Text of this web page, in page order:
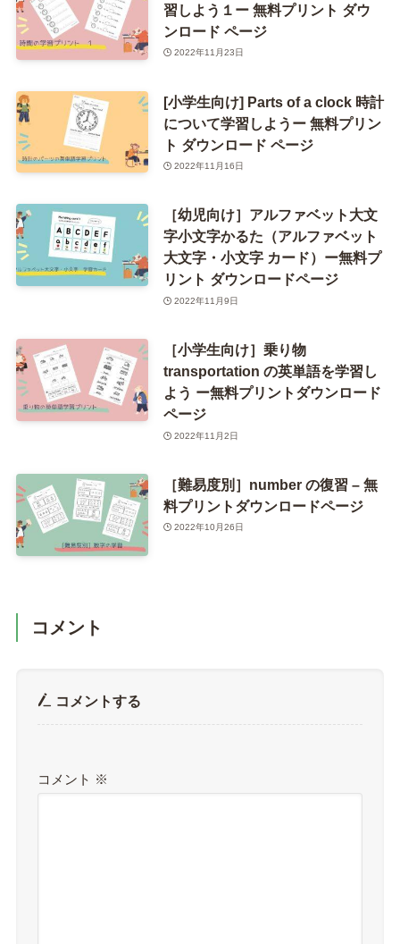
習しよう１ー 無料プリント ダウ
ンロード ページ
2022年11月23日
[小学生向け] Parts of a clock 時計
について学習しようー 無料プリン
ト ダウンロード ページ
2022年11月16日
［幼児向け］アルファベット大文
字小文字かるた（アルファベット
大文字・小文字 カード）ー無料プ
リント ダウンロードページ
2022年11月9日
［小学生向け］乗り物
transportation の英単語を学習し
よう ー無料プリントダウンロード
ページ
2022年11月2日
［難易度別］number の復習 – 無
料プリントダウンロードページ
2022年10月26日
コメント
コメントする
コメント ※